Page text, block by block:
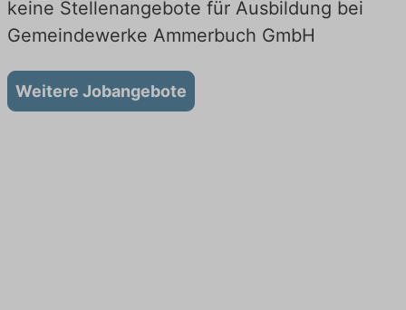
keine Stellenangebote für Ausbildung bei
Gemeindewerke Ammerbuch GmbH
Weitere Jobangebote